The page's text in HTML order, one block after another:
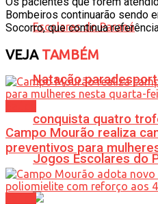
Natação
conquista quatro
Jogos Escolares do
Bombeiros continuarão sendo
Socorro, que continua
VEJATAMBÉM
Campo Mourão realiza
preventivos para